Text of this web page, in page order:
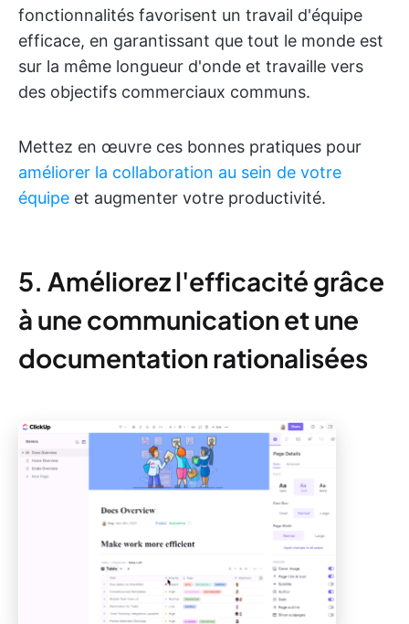
fonctionnalités favorisent un travail d'équipe
efficace, en garantissant que tout le monde est
sur la même longueur d'onde et travaille vers
des objectifs commerciaux communs.
Mettez en œuvre ces bonnes pratiques pour
améliorer la collaboration au sein de votre
équipe et augmenter votre productivité.
5. Améliorez l'efficacité grâce
à une communication et une
documentation rationalisées